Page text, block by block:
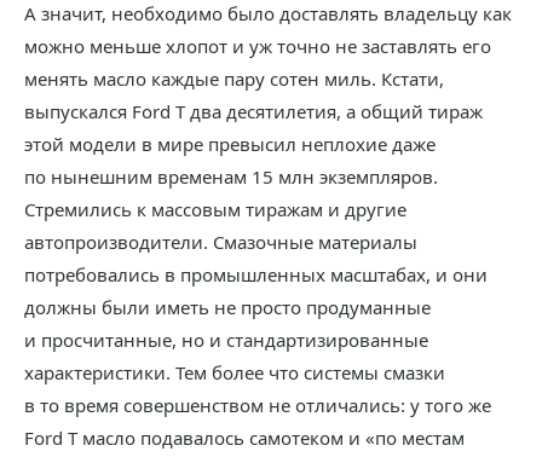
А значит, необходимо было доставлять владельцу как
можно меньше хлопот и уж точно не заставлять его
менять масло каждые пару сотен миль. Кстати,
выпускался Ford T два десятилетия, а общий тираж
этой модели в мире превысил неплохие даже
по нынешним временам 15 млн экземпляров.
Стремились к массовым тиражам и другие
автопроизводители. Смазочные материалы
потребовались в промышленных масштабах, и они
должны были иметь не просто продуманные
и просчитанные, но и стандартизированные
характеристики. Тем более что системы смазки
в то время совершенством не отличались: у того же
Ford T масло подавалось самотеком и «по местам